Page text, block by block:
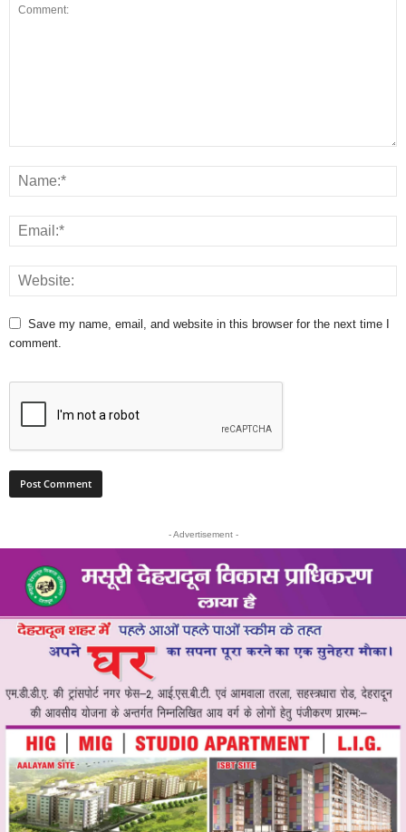
Save my name, email, and website in this browser for the next time I
comment.
- Advertisement -